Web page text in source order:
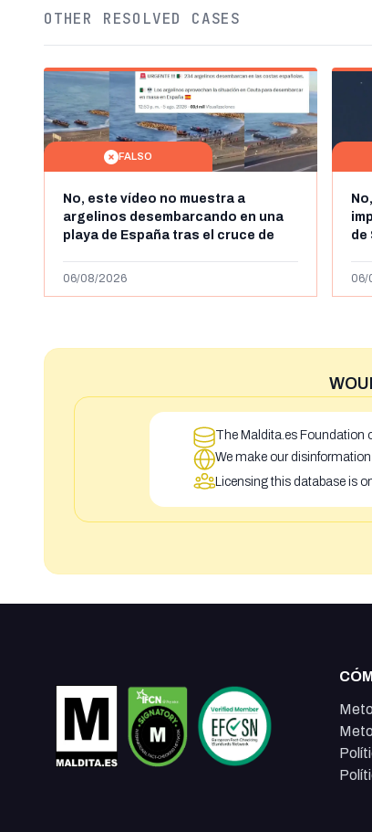
OTHER RESOLVED CASES
FALSO
No, este vídeo no muestra a
argelinos desembarcando en una
playa de España tras el cruce de
de julio de 2026: son imágenes de
06/08/2026
de
06/
The Maldita.es Foundation
We make our
Licensing this database is